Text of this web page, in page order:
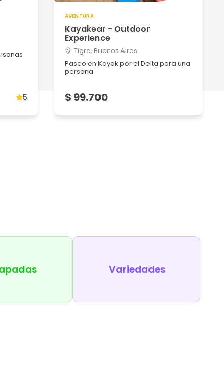
5
AVENTURA
Kayakear - Outdoor
Experience
Tigre, Buenos Aires
Paseo en Kayak por el Delta para una
persona
$ 99.700
Variedades